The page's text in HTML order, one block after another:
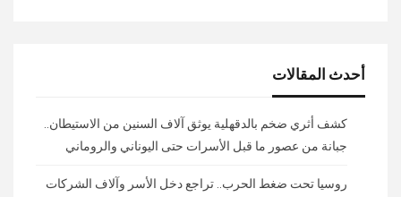
أحدث المقالات
كشف أثري ضخم بالدقهلية يوثق آلاف السنين من الاستيطان..
جبانة من عصور ما قبل الأسرات حتى اليوناني والروماني
روسيا تحت ضغط الحرب.. تراجع دخل الأسر وآلاف الشركات